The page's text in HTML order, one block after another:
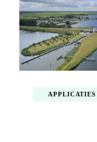
APPLICATIES